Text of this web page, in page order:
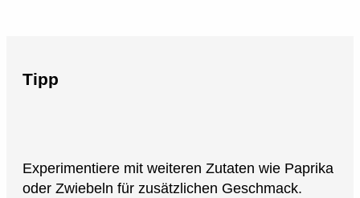
Tipp
Experimentiere mit weiteren Zutaten wie Paprika
oder Zwiebeln für zusätzlichen Geschmack.